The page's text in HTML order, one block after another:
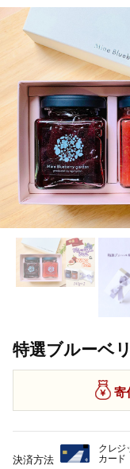
TOP
TOP 加工食品
特選ブルーベ
寄
決済方法
クレジ
カード